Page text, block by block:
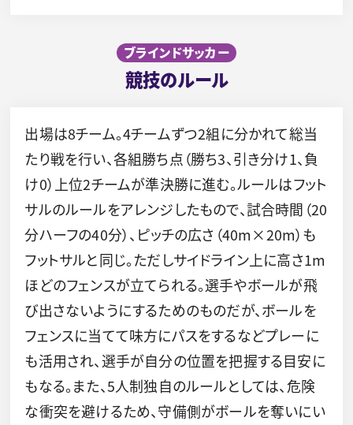
ブラインドサッカー
競技のルール
出場は8チーム。4チームずつ2組に分かれて総当
たり戦を行い、各組勝ち点（勝ち3、引き分け1、負
け0）上位2チームが準決勝に進む。ルールはフット
サルのルールをアレンジしたもので、試合時間（20
分ハーフの40分）、ピッチの広さ（40m×20m）も
フットサルと同じ。ただしサイドライン上に高さ1m
ほどのフェンスが立てられる。選手やボールが飛
び出さないようにするためのものだが、ボールを
フェンスに当てて味方にパスをするなどプレーに
も活用され、選手が自分の位置を把握する目安に
もなる。また、5人制独自のルールとしては、危険
な衝突を避けるため、守備側がボールを奪いにい